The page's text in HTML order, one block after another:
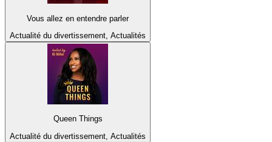
Vous allez en entendre parler
Actualité du divertissement, Actualités
Queen Things
Actualité du divertissement, Actualités